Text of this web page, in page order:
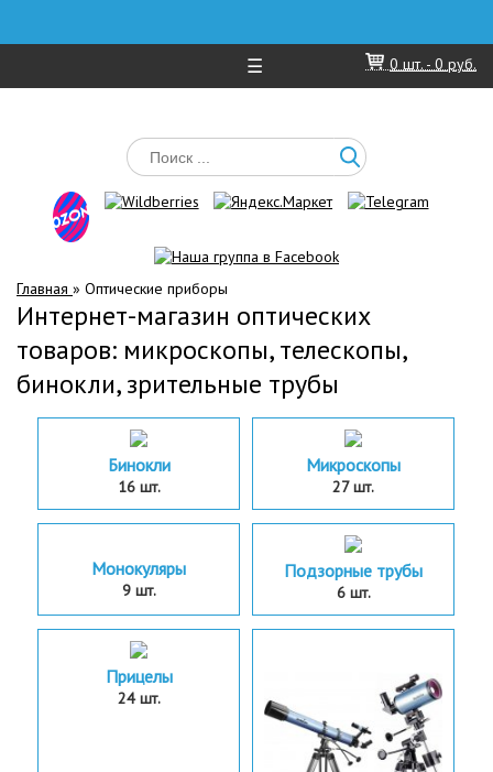
☰ 0 шт. - 0 руб.
Главная » Оптические приборы
Интернет-магазин оптических
товаров: микроскопы, телескопы,
бинокли, зрительные трубы
Бинокли
16 шт.
Микроскопы
27 шт.
Монокуляры
9 шт.
Подзорные трубы
6 шт.
Прицелы
24 шт.